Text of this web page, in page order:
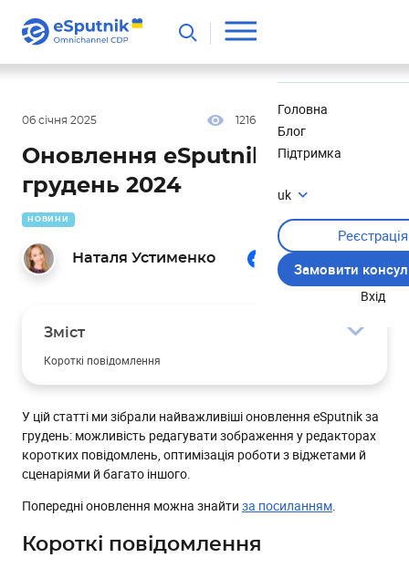
Головна
Блог
Підтримка
uk
Реєстрація
Замовити
Вхід
06 січня 2025 1216
НОВИНИ
Оновлення eSputnik за
грудень 2024
Наталя Устименко
Зміст
Короткі повідомлення
Використання емодзі
Редагування зображення
Сценарії
Перевірка полів контакту
Нові можливості блока “Оновлення додаткових полів”
Віджети
У цій статті ми зібрали найважливіші оновлення eSputnik за
грудень: можливість редагувати зображення у редакторах
коротких повідомлень, оптимізація роботи з віджетами й
сценаріями й багато іншого.
Попередні оновлення можна знайти за посиланням.
Короткі повідомлення